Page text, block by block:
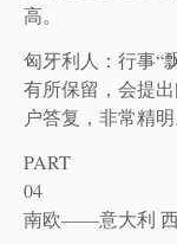
高。
匈牙利人：行事“
有所保留，会提
户答复，非常精明
PART
04
南欧——意大利